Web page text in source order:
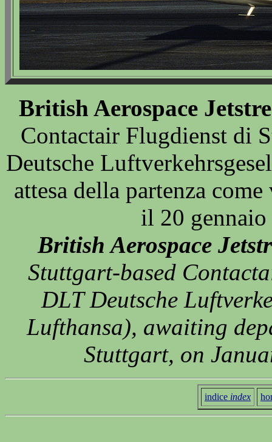
British Aerospace
Contactair Flugdienst di
Deutsche
attesa della partenza
il 20
British Aerospace
Stuttgart-based
DLT Deutsche
Lufthansa), awaiting
Stuttgart, on
indice index